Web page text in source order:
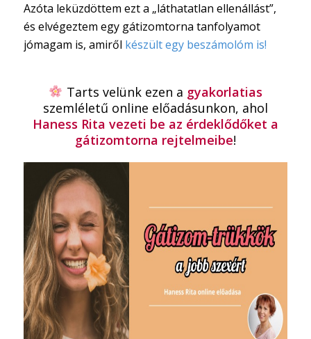
Azóta leküzdöttem ezt a „láthatatlan ellenállást”,
és elvégeztem egy gátizomtorna tanfolyamot
jómagam is, amiről készült egy beszámolóm is!
Tarts velünk ezen a gyakorlatias
szemléletű online előadásunkon, ahol
Haness Rita vezeti be az érdeklődőket a
gátizomtorna rejtelmeibe!